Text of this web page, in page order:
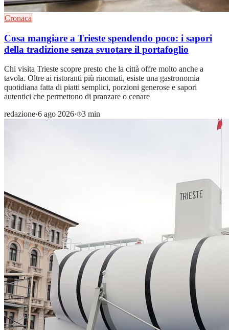
Cronaca
Cosa mangiare a Trieste spendendo poco: i sapori
della tradizione senza svuotare il portafoglio
Chi visita Trieste scopre presto che la città offre molto anche a
tavola. Oltre ai ristoranti più rinomati, esiste una gastronomia
quotidiana fatta di piatti semplici, porzioni generose e sapori
autentici che permettono di pranzare o cenare
redazione·6 ago 2026· 3 min